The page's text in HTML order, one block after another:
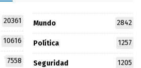
20361
10616
7558
Mundo 2842
Política 1257
Seguridad 1205